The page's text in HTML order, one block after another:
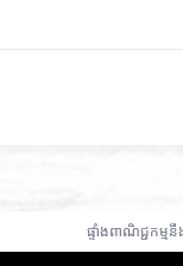
ផ្ទាំងពាណិជ្ជកម្ម